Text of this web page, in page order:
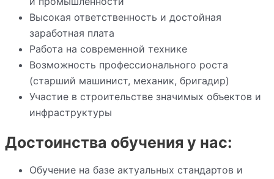
Высокая ответственность и достойная
заработная плата
Работа на современной технике
Возможность профессионального роста
(старший машинист, механик, бригадир)
Участие в строительстве значимых объектов и
инфраструктуры
Достоинства обучения у нас:
Обучение на базе актуальных стандартов и